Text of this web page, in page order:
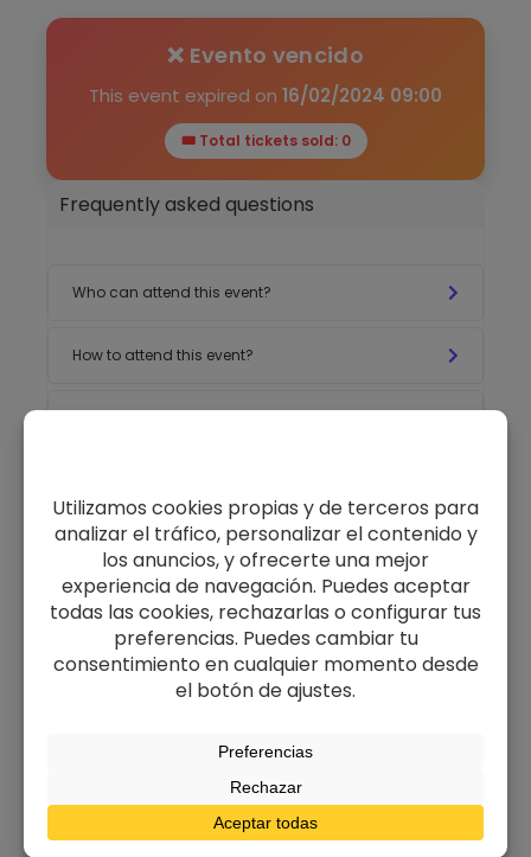
❌ Evento vencido
This event expired on 16/02/2024 09:00
🎟 Total tickets sold: 0
Frequently asked questions
Who can attend this event?
How to attend this event?
Organizador:
Cooking Studio|Doogle Inc| Duperstar LLC
Asientos totales
Available Seats
Kolkata wordPress Community, Park Street,
Kolkata, West Bengal, 1209, India